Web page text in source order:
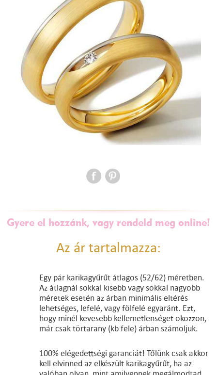
Gyere el hozzánk, vagy rendeld meg online!
Az ár tartalmazza:
Egy pár karikagyűrűt átlagos (52/62) méretben.
Az átlagnál sokkal kisebb vagy sokkal nagyobb
méretek esetén az árban minimális eltérés
lehetséges, lefelé, vagy fölfelé egyaránt. Ezt,
hogy minél kevesebb kellemetlenséget okozzon,
már csak törtarany (kb fele) árban számoljuk.
100% elégedettségi garanciát! Tőlünk csak akkor
kell elvinned az elkészült karikagyűrűt, ha az